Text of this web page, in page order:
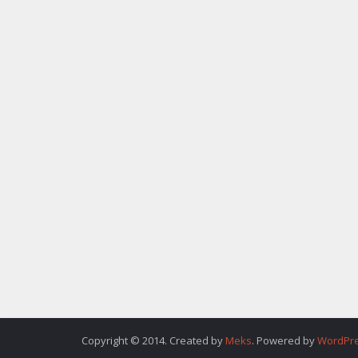
Copyright © 2014. Created by Meks. Powered by